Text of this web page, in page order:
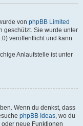
von phpBB Limited
geschützt. Sie wurde unter
veröffentlicht und kann
Anlaufstelle ist unter
Wenn du denkst, dass
phpBB Ideas, wo du
neue Funktionen